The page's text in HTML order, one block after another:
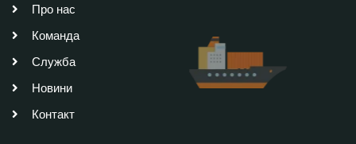
Про нас
Команда
Служба
Новини
Контакт